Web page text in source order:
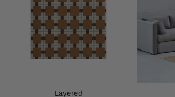
Layered